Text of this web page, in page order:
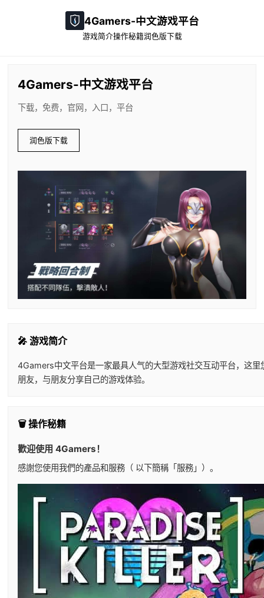
4Gamers-中文游戏平台
游戏简介操作秘籍润色版下载
4Gamers-中文游戏平台
下载，免费，官网，入口，平台
润色版下载
🎤 游戏简介
4Gamers中文平台是一家最具人气的大型游戏社交互动平台，这
朋友，与朋友分享自己的游戏体验。
🗑️ 操作秘籍
歡迎使用 4Gamers！
感謝您使用我們的產品和服務（ 以下簡稱「服務」）。